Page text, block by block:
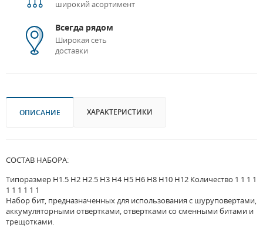
широкий асортимент
Всегда рядом
Широкая сеть
доставки
ОПИСАНИЕ ХАРАКТЕРИСТИКИ
СОСТАВ НАБОРА:
Типоразмер H1.5 H2 H2.5 H3 H4 H5 H6 H8 H10 H12 Количество 1 1 1 1
1 1 1 1 1 1
Набор бит, предназначенных для использования с шуруповертами,
аккумуляторными отвертками, отвертками со сменными битами и
трещотками.